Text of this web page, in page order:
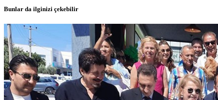
Bunlar da ilginizi çekebilir